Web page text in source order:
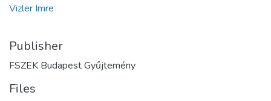
Vizler Imre
Publisher
FSZEK Budapest Gyűjtemény
Files